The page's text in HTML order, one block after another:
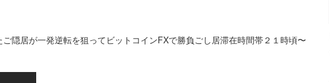
隠居が一発逆転を狙ってビットコインFXで勝負ごし居滞在時間帯２１時頃〜